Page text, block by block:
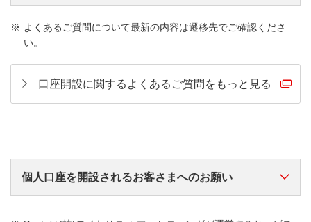
口座開設方法について、くわしくはこちら
詳しくはこちら をご確認ください。
相談ください。
ご来店予約についてはこちら
なお、お申込内容によっては開設できない場合が
あります。
をご利用いただけません。
お近くの店舗にご来店のうえ、ご相談ください。
す。
お手続きについてはこちら
A. 「スマート口座開設」アプリで口座開設をした場
合、口座番号は以下にてご確認ください。
口座名義人の年齢 口座番号の確認方
アプリトップ画面の「口座番号
よくあるご質問について最新の内容は遷移先でご確認くださ
い。
口座開設に関するよくあるご質問をもっと見る
個人口座を開設されるお客さまへのお願い